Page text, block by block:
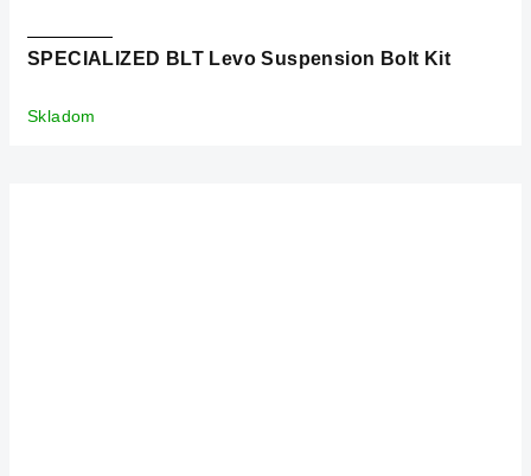
SPECIALIZED BLT Levo Suspension Bolt Kit
Skladom